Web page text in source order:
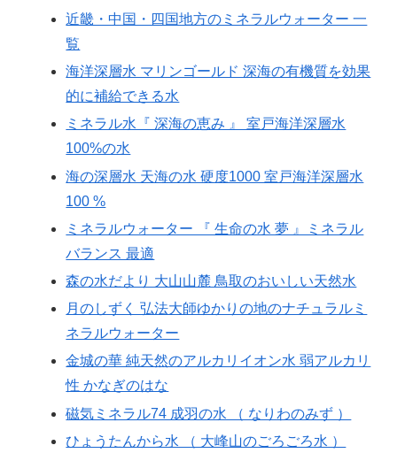
近畿・中国・四国地方のミネラルウォーター 一
覧
海洋深層水 マリンゴールド 深海の有機質を効果
的に補給できる水
ミネラル水『 深海の恵み 』 室戸海洋深層水
100%の水
海の深層水 天海の水 硬度1000 室戸海洋深層水
100 %
ミネラルウォーター 『 生命の水 夢 』ミネラル
バランス 最適
森の水だより 大山山麓 鳥取のおいしい天然水
月のしずく 弘法大師ゆかりの地のナチュラルミ
ネラルウォーター
金城の華 純天然のアルカリイオン水 弱アルカリ
性 かなぎのはな
磁気ミネラル74 成羽の水 （ なりわのみず ）
ひょうたんから水 （ 大峰山のごろごろ水 ）